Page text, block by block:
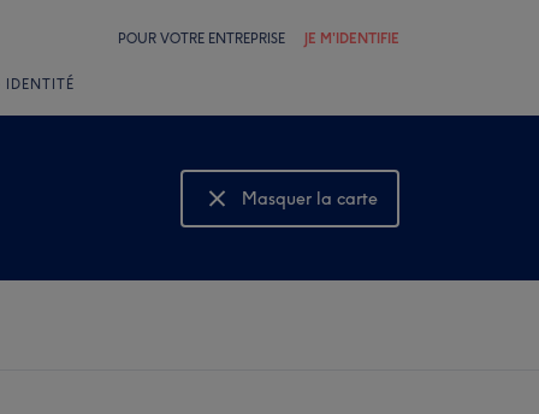
POUR VOTRE ENTREPRISE JE M'IDENTIFIE
IDENTITÉ
Masquer la carte
Montrer la carte